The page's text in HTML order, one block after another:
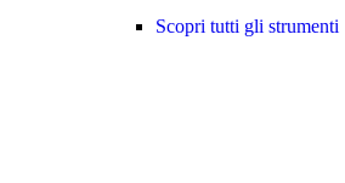
Scopri tutti gli strumenti